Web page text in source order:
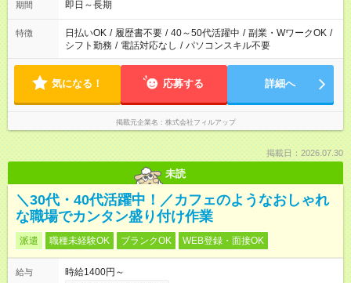
期間 即日～長期
特徴 日払いOK / 履歴書不要 / 40～50代活躍中 / 副業・WワークOK /
シフト勤務 / 電話対応なし / パソコンスキル不要
気になる！ 応募する 詳細へ
掲載元企業名 株式会社フィルアップ
掲載日：2026.07.30
未読
＼30代・40代活躍中！／カフェのようなおしゃれ
な職場でカンタン盛り付け作業
派遣 職種未経験OK ブランクOK WEB登録・面接OK
給与
時給1400円～